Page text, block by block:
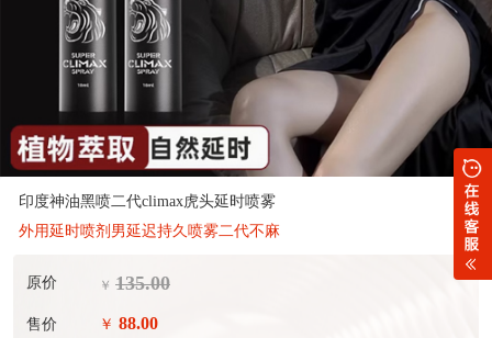
印度神油黑喷二代climax虎头延时喷雾
外用延时喷剂男延迟持久喷雾二代不麻
原价 ￥ 135.00
售价 ￥ 88.00